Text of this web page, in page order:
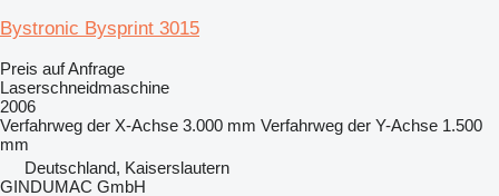
Bystronic Bysprint 3015
Preis auf Anfrage
Laserschneidmaschine
2006
Verfahrweg der X-Achse 3.000 mm Verfahrweg der Y-Achse 1.500
mm
Deutschland, Kaiserslautern
GINDUMAC GmbH